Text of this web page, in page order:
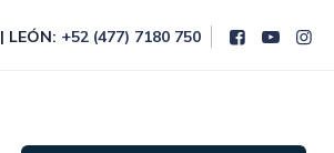
| LEÓN: +52 (477) 7180 750